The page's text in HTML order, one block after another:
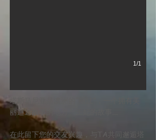
1/1
塔斯马尼亚是澳洲的“丽江”，一个拥有美
丽邂逅故事的地方。王妃的故事...
在此留下您的交友兴趣，与TA共同邂逅塔